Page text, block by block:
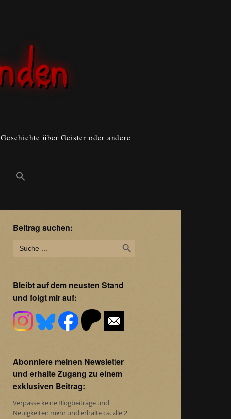
über Geister oder andere
Beitrag suchen:
for:
Bleibt auf dem neusten Stand
und folgt mir auf:
Abonniere meinen Newsletter
und erhalte Zugang zu einem
exklusiven Beitrag:
Verpasse keine Blogbeiträge und
Neuigkeiten mehr und erhalte ca. alle 2